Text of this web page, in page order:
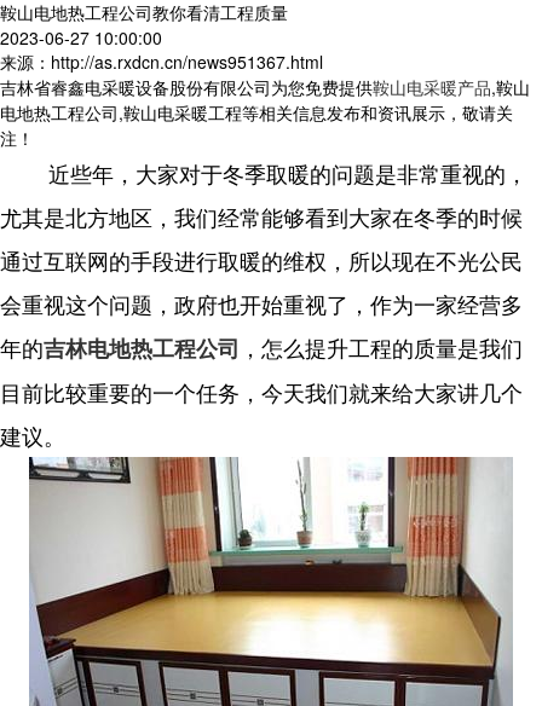
鞍山电地热工程公司教你看清工程质量
2023-06-27 10:00:00
来源：http://as.rxdcn.cn/news951367.html
吉林省睿鑫电采暖设备股份有限公司为您免费提供鞍山电采暖产品,鞍山
电地热工程公司,鞍山电采暖工程等相关信息发布和资讯展示，敬请关
注！
近些年，大家对于冬季取暖的问题是非常重视的，
尤其是北方地区，我们经常能够看到大家在冬季的时候
通过互联网的手段进行取暖的维权，所以现在不光公民
会重视这个问题，政府也开始重视了，作为一家经营多
年的吉林电地热工程公司 ，怎么提升工程的质量是我们
目前比较重要的一个任务，今天我们就来给大家讲几个
建议。